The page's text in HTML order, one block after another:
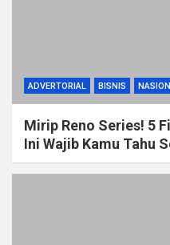
ADVERTORIAL BISNIS
Mirip Reno Series! 5
Ini Wajib Kamu Tahu